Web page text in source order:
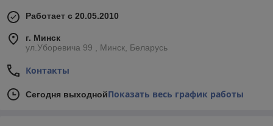
Работает с 20.05.2010
г. Минск
ул.Уборевича 99 , Минск, Беларусь
Контакты
Сегодня выходнойПоказать весь график работы